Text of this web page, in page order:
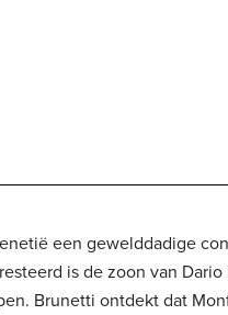
een gewelddadige
is de zoon van
Brunetti ontdekt dat